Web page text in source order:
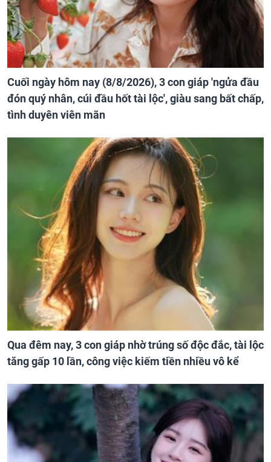
Cuối ngày hôm nay (8/8/2026), 3 con giáp 'ngửa đầu
đón quý nhân, cúi đầu hốt tài lộc', giàu sang bất chấp,
tình duyên viên mãn
Qua đêm nay, 3 con giáp nhờ trúng số độc đắc, tài lộc
tăng gấp 10 lần, công việc kiếm tiền nhiều vô kể